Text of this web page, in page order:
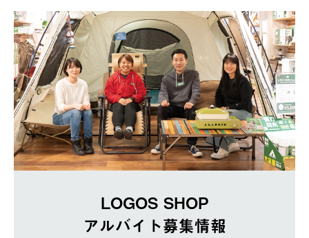
LOGOS SHOP
アルバイト募集情報